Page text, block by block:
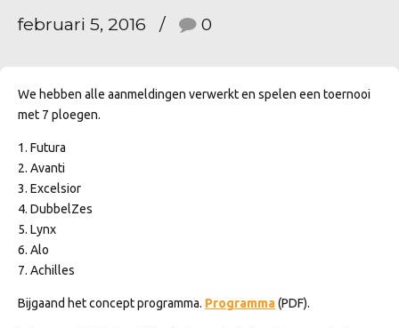
februari 5, 2016 0
We hebben alle aanmeldingen verwerkt en spelen een toernooi
met 7 ploegen.
1. Futura
2. Avanti
3. Excelsior
4. DubbelZes
5. Lynx
6. Alo
7. Achilles
Bijgaand het concept programma. Programma(PDF).